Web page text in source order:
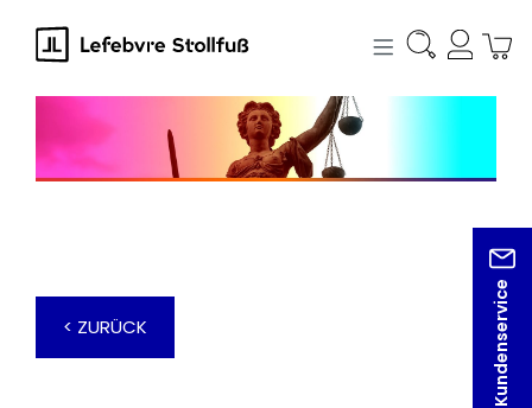
springen
Kundenservice
< ZURÜCK